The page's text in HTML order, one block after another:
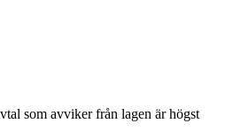
som avviker från lagen är högst